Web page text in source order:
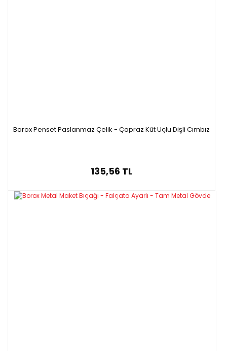
Borox Penset Paslanmaz Çelik - Çapraz Küt Uçlu Dişli Cımbız
135,56 TL